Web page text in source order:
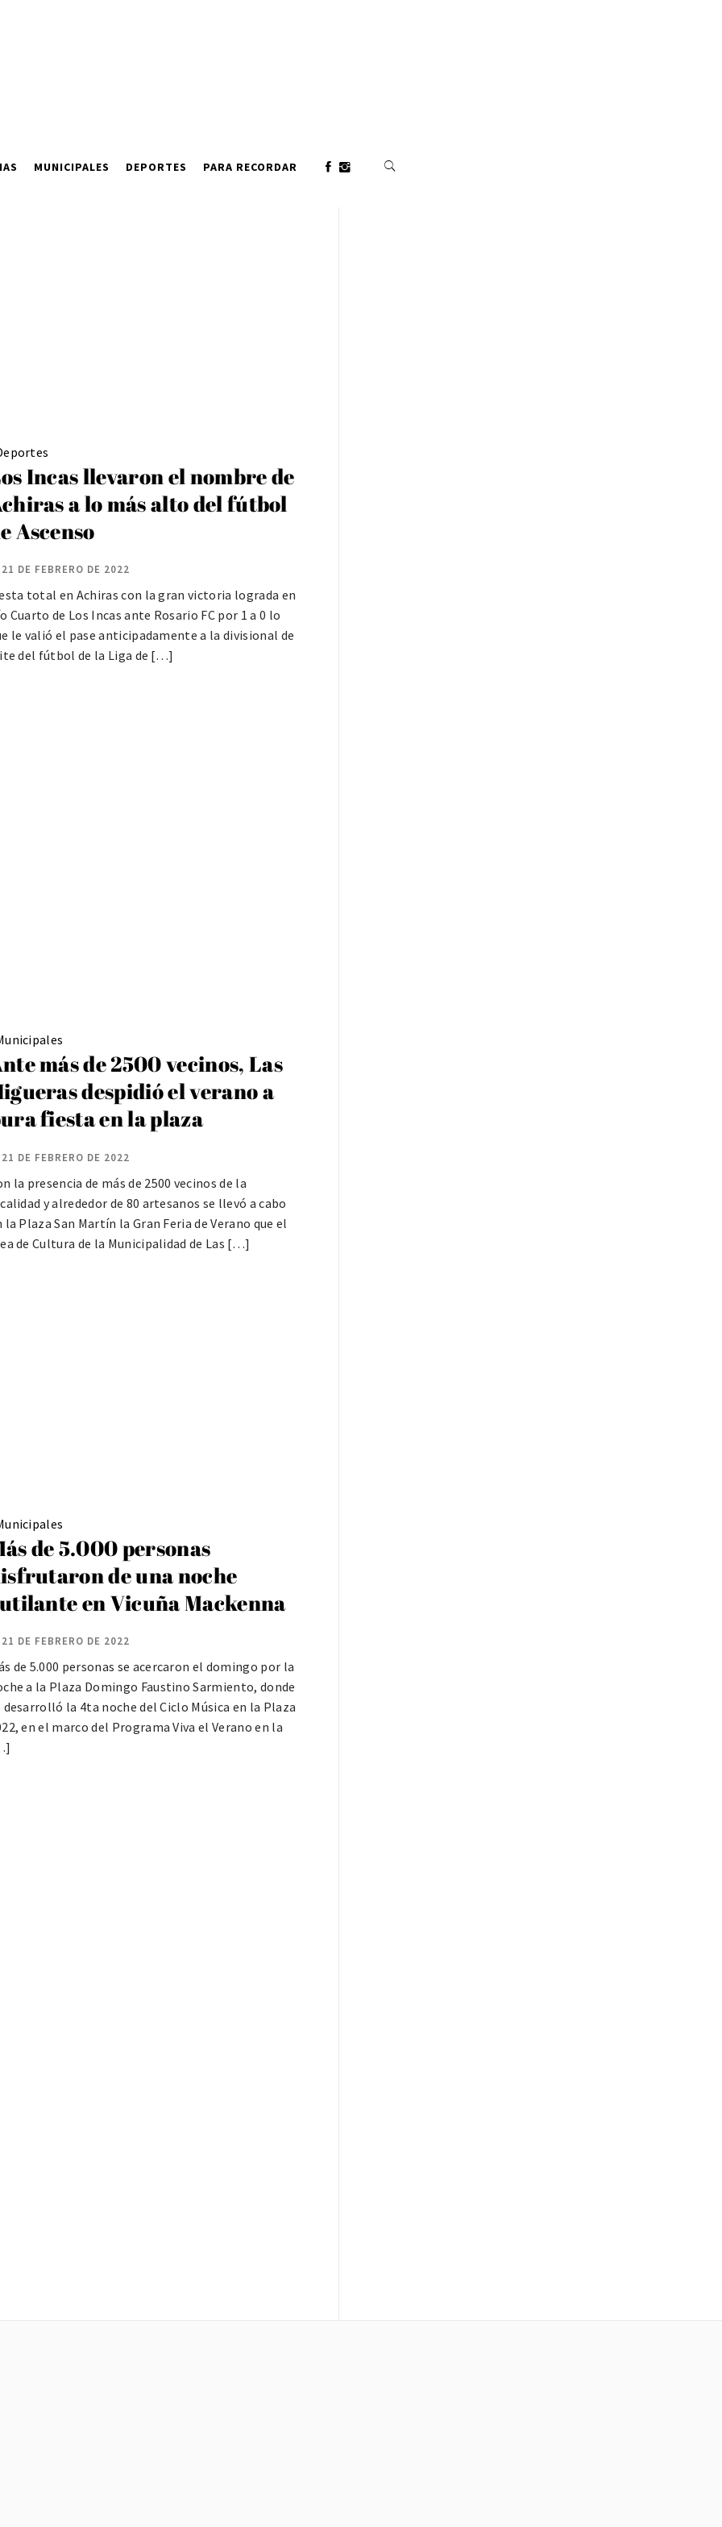
MUNICIPALES DEPORTES PARA RECORDAR
Incas llevaron el nombre de
a lo más alto del fútbol
Ascenso
21 DE FEBRERO DE 2022
total en Achiras con la gran victoria lograda en
Cuarto de Los Incas ante Rosario FC por 1 a 0 lo
le valió el pase anticipadamente a la divisional de
del fútbol de la Liga de […]
más de 2500 vecinos, Las
despidió el verano a
fiesta en la plaza
21 DE FEBRERO DE 2022
la presencia de más de 2500 vecinos de la
y alrededor de 80 artesanos se llevó a cabo
la Plaza San Martín la Gran Feria de Verano que el
de Cultura de la Municipalidad de Las […]
de 5.000 personas
de una noche
en Vicuña Mackenna
21 DE FEBRERO DE 2022
de 5.000 personas se acercaron el domingo por la
a la Plaza Domingo Faustino Sarmiento, donde
desarrolló la 4ta noche del Ciclo Música en la Plaza
en el marco del Programa Viva el Verano en la